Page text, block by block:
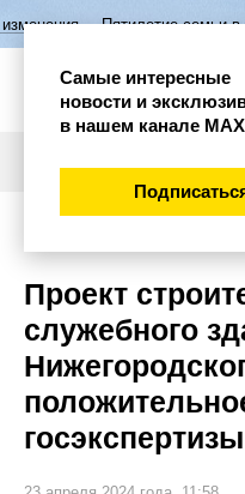
семьи в Нижегородской
Проект
служебного
госэкспертизы
Самые интересные
новости и
в нашем канале МАХ